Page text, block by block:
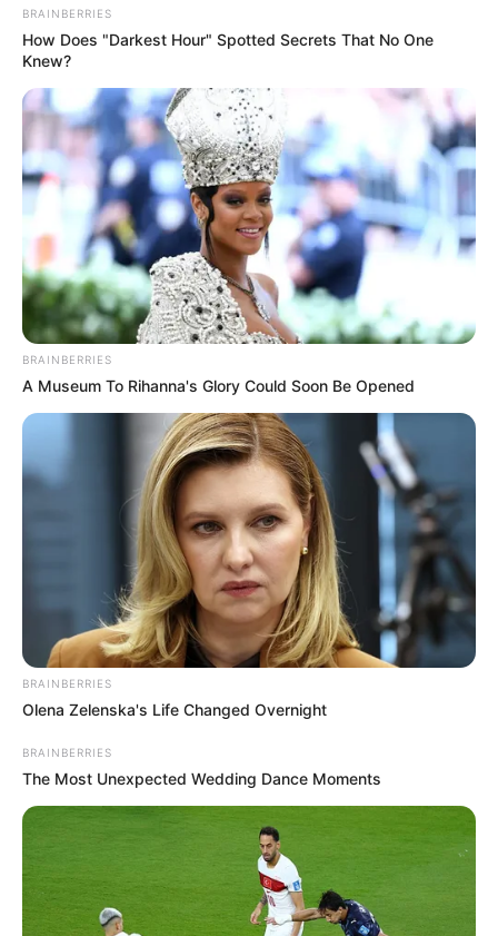
BRAINBERRIES
How Does "Darkest Hour" Spotted Secrets That No One
Knew?
BRAINBERRIES
A Museum To Rihanna's Glory Could Soon Be Opened
BRAINBERRIES
Olena Zelenska's Life Changed Overnight
BRAINBERRIES
The Most Unexpected Wedding Dance Moments